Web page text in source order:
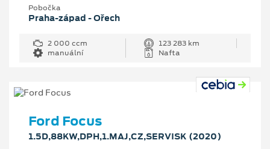
Pobočka
Praha-západ - Ořech
2 000 ccm
123 283 km
manuální
Nafta
Ford Focus
1.5D,88KW,DPH,1.MAJ,CZ,SERVISK (2020)